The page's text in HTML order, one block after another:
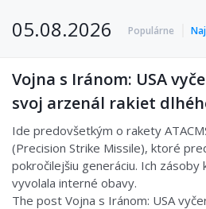
05.08.2026 Populárne
Vojna s Iránom: USA
svoj arzenál rakiet
Ide predovšetkým o rakety
(Precision Strike Missile), ktoré
pokročilejšiu generáciu. Ich zásoby
vyvolala interné obavy.
The post Vojna s Iránom: USA